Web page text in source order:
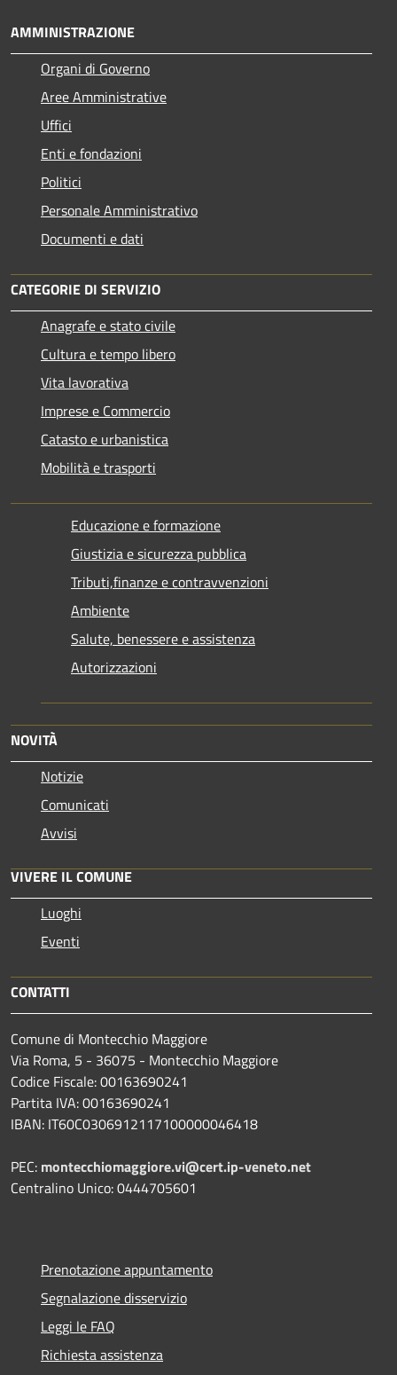
AMMINISTRAZIONE
Organi di Governo
Aree Amministrative
Uffici
Enti e fondazioni
Politici
Personale Amministrativo
Documenti e dati
CATEGORIE DI SERVIZIO
Anagrafe e stato civile
Cultura e tempo libero
Vita lavorativa
Imprese e Commercio
Catasto e urbanistica
Mobilità e trasporti
Educazione e formazione
Giustizia e sicurezza pubblica
Tributi,finanze e contravvenzioni
Ambiente
Salute, benessere e assistenza
Autorizzazioni
NOVITÀ
Notizie
Comunicati
Avvisi
VIVERE IL COMUNE
Luoghi
Eventi
CONTATTI
Comune di Montecchio Maggiore
Via Roma, 5 - 36075 - Montecchio Maggiore
Codice Fiscale: 00163690241
Partita IVA: 00163690241
IBAN: IT60C0306912117100000046418
PEC: montecchiomaggiore.vi@cert.ip-veneto.net
Centralino Unico: 0444705601
Prenotazione appuntamento
Segnalazione disservizio
Leggi le FAQ
Richiesta assistenza